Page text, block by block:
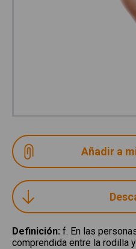
Definición: f. En las
comprendida entre la rodilla